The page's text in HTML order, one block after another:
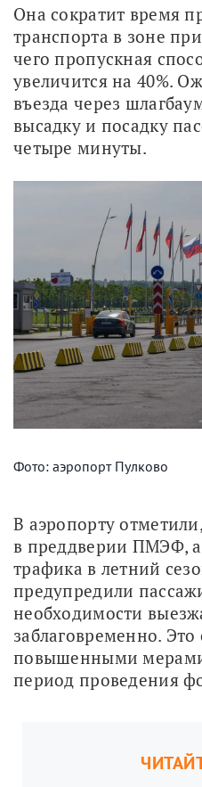
Она сократит время
транспорта в зоне
чего пропускная
увеличится на 40%.
въезда через
высадку и посадку
четыре минуты.
Фото: аэропорт Пулково
В аэропорту
в преддверии ПМЭФ, а
трафика в летний
предупредили
необходимости
заблаговременно. Это
повышенными мерами
период проведения